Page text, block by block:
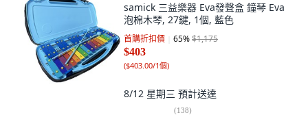
samick 三益樂器 Eva發聲盒 鐘琴 Eva
泡棉木琴, 27鍵, 1個, 藍色
首購折扣價 65%$1,175
$403
($403.00/1個)
8/12 星期三 預計送達
(138)